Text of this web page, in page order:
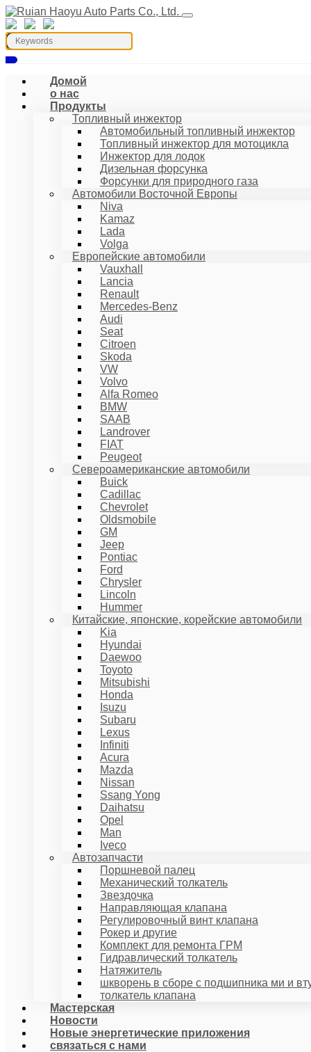
Домой
о нас
Продукты
Топливный инжектор
Автомобильный топливный инжектор
Топливный инжектор для мотоцикла
Инжектор для лодок
Дизельная форсунка
Форсунки для природного газа
Автомобили Восточной Европы
Niva
Kamaz
Lada
Volga
Европейские автомобили
Vauxhall
Lancia
Renault
Mercedes-Benz
Audi
Seat
Citroen
Skoda
VW
Volvo
Alfa Romeo
BMW
SAAB
Landrover
FIAT
Peugeot
Североамериканские автомобили
Buick
Cadillac
Chevrolet
Oldsmobile
GM
Jeep
Pontiac
Ford
Chrysler
Lincoln
Hummer
Китайские, японские, корейские автомобили
Kia
Hyundai
Daewoo
Toyoto
Mitsubishi
Honda
Isuzu
Subaru
Lexus
Infiniti
Acura
Mazda
Nissan
Ssang Yong
Daihatsu
Opel
Man
Iveco
Автозапчасти
Поршневой палец
Механический толкатель
Звездочка
Направляющая клапана
Регулировочный винт клапана
Рокер и другие
Комплект для ремонта ГРМ
Гидравлический толкатель
Натяжитель
шкворень в сборе с подшипника ми и
толкатель клапана
Мастерская
Новости
Новые энергетические приложения
связаться с нами